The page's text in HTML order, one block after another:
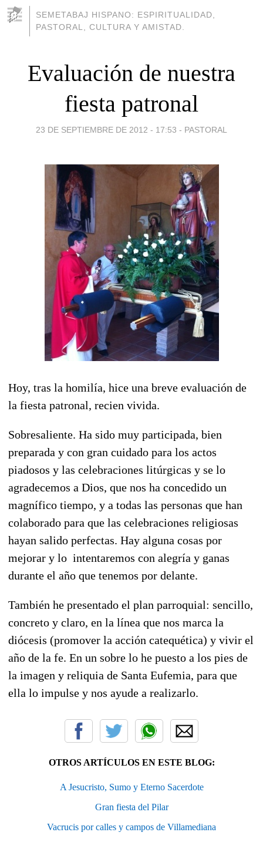
SEMETABAJ HISPANO: ESPIRITUALIDAD,
PASTORAL, CULTURA Y AMISTAD.
Evaluación de nuestra
fiesta patronal
23 DE SEPTIEMBRE DE 2012 - 17:53 - PASTORAL
Hoy, tras la homilía, hice una breve evaluación de
la fiesta patronal, recien vivida.
Sobresaliente. Ha sido muy participada, bien
preparada y con gran cuidado para los actos
piadosos y las celebraciones litúrgicas y se lo
agradecemos a Dios, que nos ha concedido un
magnífico tiempo, y a todas las personas que han
colaborado para que las celebraciones religiosas
hayan salido perfectas. Hay alguna cosas por
mejorar y lo intentaremos con alegría y ganas
durante el año que tenemos por delante.
También he presentado el plan parroquial: sencillo,
concreto y claro, en la línea que nos marca la
diócesis (promover la acción catequética) y vivir el
año de la fe. En un sobre lo he puesto a los pies de
la imagen y reliquia de Santa Eufemia, para que
ella lo impulse y nos ayude a realizarlo.
OTROS ARTÍCULOS EN ESTE BLOG:
A Jesucristo, Sumo y Eterno Sacerdote
Gran fiesta del Pilar
Vacrucis por calles y campos de Villamediana